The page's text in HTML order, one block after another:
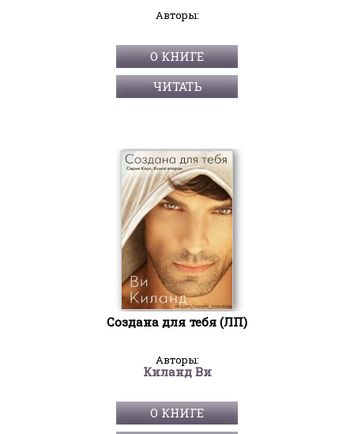
Авторы:
О КНИГЕ
ЧИТАТЬ
Создана для тебя (ЛП)
Авторы:
Киланд Ви
О КНИГЕ